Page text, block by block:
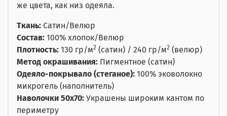
же цвета, как низ одеяла.
Ткань: Сатин/Велюр
Состав: 100% хлопок/Велюр
Плотность: 130 гр/м2 (сатин) / 240 гр/м2 (велюр)
Метод окрашивания: Пигментное (сатин)
Одеяло-покрывало (стеганое): 100% эковолокно
микрогель (наполнитель)
Наволочки 50x70: Украшены широким кантом по
периметру